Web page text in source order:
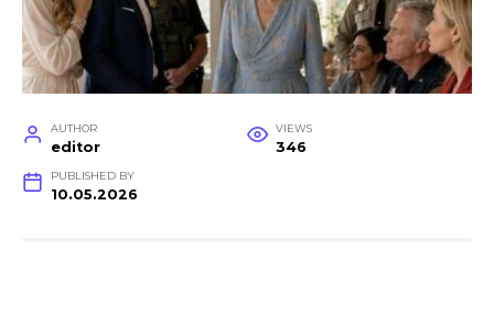
AUTHOR
editor
VIEWS
346
PUBLISHED BY
10.05.2026